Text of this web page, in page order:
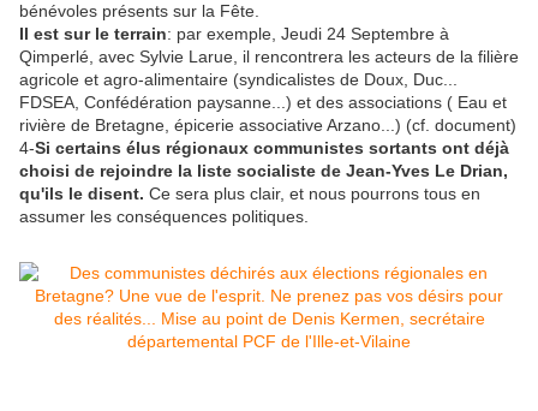
bénévoles présents sur la Fête.
Il est sur le terrain: par exemple, Jeudi 24 Septembre à
Qimperlé, avec Sylvie Larue, il rencontrera les acteurs de la filière
agricole et agro-alimentaire (syndicalistes de Doux, Duc...
FDSEA, Confédération paysanne...) et des associations ( Eau et
rivière de Bretagne, épicerie associative Arzano...) (cf. document)
4-Si certains élus régionaux communistes sortants ont déjà
choisi de rejoindre la liste socialiste de Jean-Yves Le Drian,
qu'ils le disent. Ce sera plus clair, et nous pourrons tous en
assumer les conséquences politiques.